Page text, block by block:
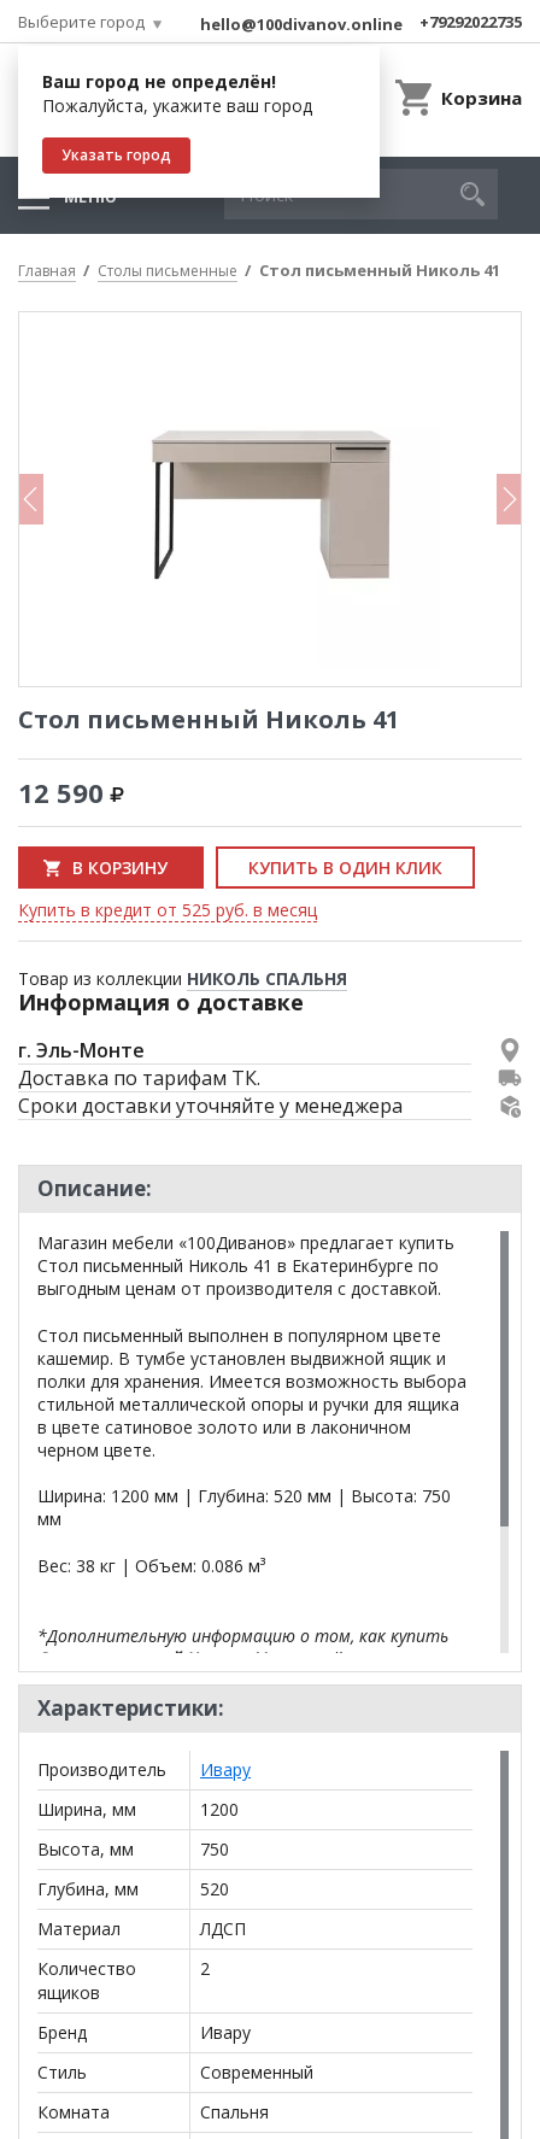
Выберите город
Ваш город не определён!
Пожалуйста, укажите ваш город
Указать город
hello@100divanov.online +79292022735
Корзина
МЕНЮ
Главная Столы письменные Стол письменный Николь 41
Стол письменный Николь 41
12 590
В КОРЗИНУ
КУПИТЬ В ОДИН КЛИК
Купить в кредит от 525 руб. в месяц
Товар из коллекции НИКОЛЬ СПАЛЬНЯ
Информация о доставке
г. Эль-Монте
Доставка по тарифам ТК.
Сроки доставки уточняйте у менеджера
Описание:
Магазин мебели «100Диванов» предлагает купить
Стол письменный Николь 41 в Екатеринбурге по
выгодным ценам от производителя с доставкой.
Стол письменный выполнен в популярном цвете
кашемир. В тумбе установлен выдвижной ящик и
полки для хранения. Имеется возможность выбора
стильной металлической опоры и ручки для ящика
в цвете сатиновое золото или в лаконичном
черном цвете.
Ширина: 1200 мм | Глубина: 520 мм | Высота: 750
мм
Вес: 38 кг | Объем: 0.086 м³
*Дополнительную информацию о том, как купить
Стол письменный Николь 41 уточняйте у нашего
менеджера по телефону+79292022735.
**Цены на официальном сайте100диванов.com
действительны только для интернет-магазина
могут отличаться от цен в розничных магазинах-
салонах сети!
Характеристики:
Производитель
Ивару
Ширина, мм
1200
Высота, мм
750
Глубина, мм
520
Материал
ЛДСП
Количество
ящиков
2
Бренд
Ивару
Стиль
Современный
Комната
Спальня